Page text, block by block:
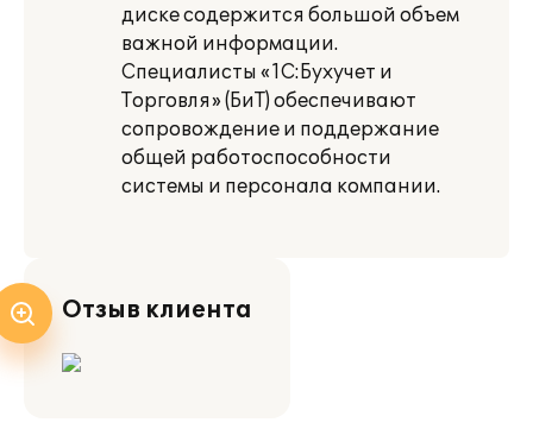
диске содержится большой объем
важной информации.
Специалисты «1С:Бухучет и
Торговля» (БиТ) обеспечивают
сопровождение и поддержание
общей работоспособности
системы и персонала компании.
Отзыв клиента